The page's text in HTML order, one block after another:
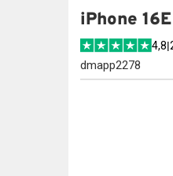
iPhone
4,8|
dmapp2278